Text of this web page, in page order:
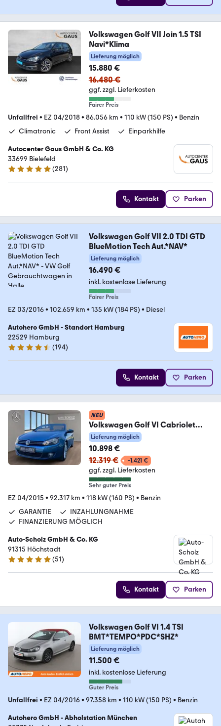
Volkswagen Golf VII Join 1.5 TSI
Navi*Klima
Lieferung möglich
15.880 €
16.480 €
ggf. zzgl. Lieferkosten
Fairer Preis
Unfallfrei • EZ 04/2018• 86.056 km • 110 kW (150 PS) • Benzin
Climatronic
Front Assist Einparkhilfe
Autocenter Gaus GmbH & Co. KG
33699 Bielefeld
4.9 Sterne
(281)
Kontakt Parken
Volkswagen Golf VII 2.0 TDI GTD
BlueMotion Tech Aut.*NAV*
Lieferung möglich
16.490 €
inkl. kostenlose Lieferung
Fairer Preis
EZ 03/2016• 102.659 km • 135 kW (184 PS) • Diesel
Autohero GmbH - Standort Hamburg
22529 Hamburg
4.6 Sterne
(194)
Kontakt Parken
NEU
Volkswagen Golf VI Cabriolet
PARK
ASSIST+NAVI+WINDSCHOTT+BC
Lieferung möglich
10.898 €
12.319 €
-1.421 €
ggf. zzgl. Lieferkosten
Sehr guter Preis
EZ 04/2015 • 92.317 km • 118 kW (160 PS) • Benzin
GARANTIE
INZAHLUNGNAHME
FINANZIERUNG MÖGLICH
Auto-Scholz GmbH & Co. KG
91315 Höchstadt
4.8 Sterne
(51)
Kontakt Parken
Volkswagen Golf VI 1.4 TSI
BMT*TEMPO*PDC*SHZ*
Lieferung möglich
11.500 €
inkl. kostenlose Lieferung
Guter Preis
Unfallfrei • EZ 04/2016• 97.358 km • 110 kW (150 PS) • Benzin
Autohero GmbH - Abholstation München